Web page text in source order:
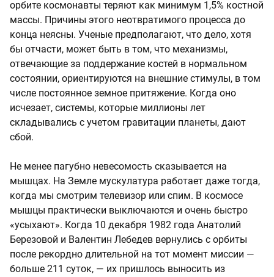
орбите космонавты теряют как минимум 1,5% костной
массы. Причины этого неотвратимого процесса до
конца неясны. Ученые предполагают, что дело, хотя
бы отчасти, может быть в том, что механизмы,
отвечающие за поддержание костей в нормальном
состоянии, ориентируются на внешние стимулы, в том
числе постоянное земное притяжение. Когда оно
исчезает, системы, которые миллионы лет
складывались с учетом гравитации планеты, дают
сбой.
Не менее пагубно невесомость сказывается на
мышцах. На Земле мускулатура работает даже тогда,
когда мы смотрим телевизор или спим. В космосе
мышцы практически выключаются и очень быстро
«усыхают». Когда 10 декабря 1982 года Анатолий
Березовой и Валентин Лебедев вернулись с орбиты
после рекордно длительной на тот момент миссии —
больше 211 суток, — их пришлось выносить из